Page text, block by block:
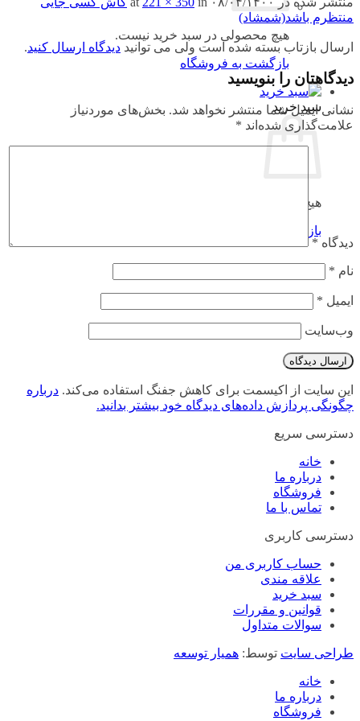
هیچ محصولی در سبد خرید نیست.
بازگشت به فروشگاه
سبد خرید
هیچ محصولی در سبد خرید نیست.
بازگشت به فروشگاه
منتظرم باشد(شمشاد)
ارسال بازتاب بسته شده است ولی می توانید دیدگاه ارسال کنید.
دیدگاهتان را بنویسید
نشانی ایمیل شما منتشر نخواهد شد. بخش‌های موردنیاز
علامت‌گذاری شده‌اند *
دیدگاه *
نام *
ایمیل *
وب‌سایت
این سایت از اکیسمت برای کاهش جفنگ استفاده می‌کند. درباره
چگونگی پردازش داده‌های دیدگاه خود بیشتر بدانید.
دسترسی سریع
خانه
درباره ما
فروشگاه
تماس با ما
دسترسی کاربری
حساب کاربری من
علاقه مندی
سبد خرید
قوانین و مقررات
سوالات متداول
طراحی سایت توسط: همیار توسعه
خانه
درباره ما
فروشگاه